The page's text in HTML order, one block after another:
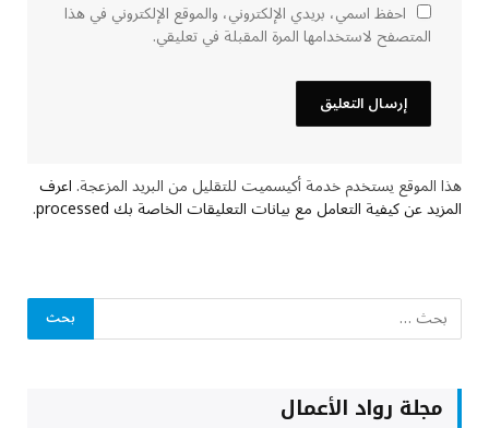
احفظ اسمي، بريدي الإلكتروني، والموقع الإلكتروني في هذا
المتصفح لاستخدامها المرة المقبلة في تعليقي.
هذا الموقع يستخدم خدمة أكيسميت للتقليل من البريد المزعجة.اعرف
المزيد عن كيفية التعامل مع بيانات التعليقات الخاصة بك processed .
مجلة رواد الأعمال